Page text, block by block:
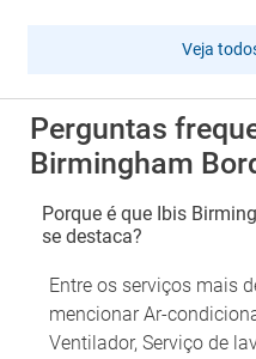
Veja
Perguntas
Birmingham
Porque é que Ibis
se destaca?
Entre os serviços mais
mencionar Ar-
Ventilador, Serviço de